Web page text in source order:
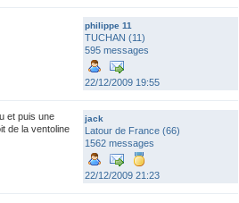
philippe 11
TUCHAN (11)
595 messages
22/12/2009 19:55
jack
Latour de France (66)
1562 messages
22/12/2009 21:23
et puis une
de la ventoline